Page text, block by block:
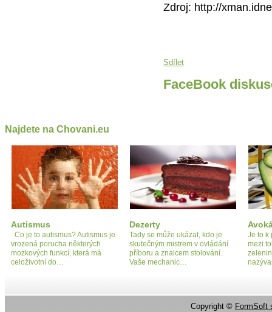
Zdroj: http://
Sdílet
FaceBook
Najdete na Chovani.eu
Autismus
Co je to autismus? Autismus je
vrozená porucha některých
mozkových funkcí, která má
celoživotní do…
Dezerty
Tady se může ukázat, kdo je
skutečným mistrem v ovládání
příboru a znalcem stolování.
Vaše mechanic…
Je to k
mezi
Copyright © FormSoft